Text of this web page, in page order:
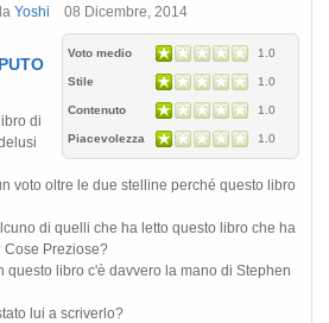
Yoshi 08 Dicembre, 2014
Voto medio 1.0
Stile 1.0
Contenuto 1.0
Piacevolezza 1.0
di
voto oltre le due stelline perché questo libro
di quelli che ha letto questo libro che ha
Cose Preziose?
questo libro c'è davvero la mano di Stephen
lui a scriverlo?